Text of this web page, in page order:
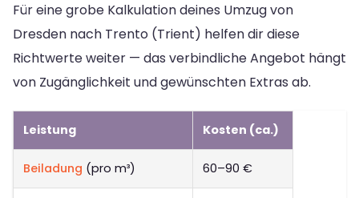
Für eine grobe Kalkulation deines Umzug von
Dresden nach Trento (Trient) helfen dir diese
Richtwerte weiter — das verbindliche Angebot hängt
von Zugänglichkeit und gewünschten Extras ab.
Leistung Kosten (ca.)
Beiladung (pro m³) 60–90 €